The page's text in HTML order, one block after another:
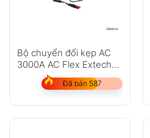
Bộ chuyển đổi kẹp AC
3000A AC Flex Extech
CA3010
Đã bán 587